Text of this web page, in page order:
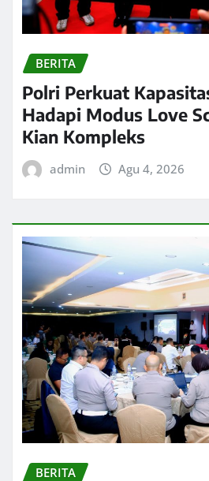
BERITA
Polri Perkuat
Hadapi Modus Love
Kian Kompleks
admin Agu 4, 2026
BERITA